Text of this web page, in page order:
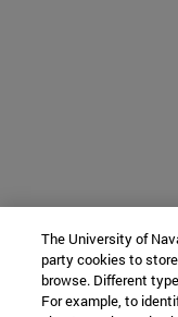
The University of
party cookies to
browse. Different
For example, to